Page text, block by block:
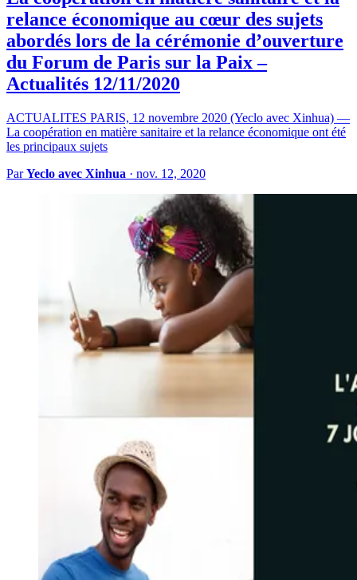
relance économique au cœur des sujets
abordés lors de la cérémonie d’ouverture
du Forum de Paris sur la Paix –
Actualités 12/11/2020
ACTUALITES PARIS, 12 novembre 2020 (Yeclo avec Xinhua) —
La coopération en matière sanitaire et la relance économique ont été
les principaux sujets
ParYeclo avec Xinhua · nov. 12, 2020